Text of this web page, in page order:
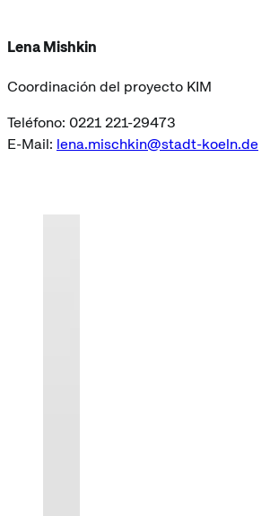
Lena Mishkin
Coordinación del proyecto KIM
Teléfono: 0221 221-29473
E-Mail: lena.mischkin@stadt-koeln.de